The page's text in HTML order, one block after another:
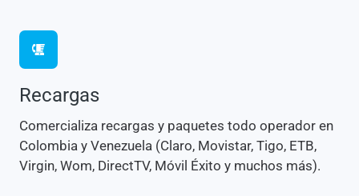
Recargas
Comercializa recargas y paquetes todo operador en
Colombia y Venezuela (Claro, Movistar, Tigo, ETB,
Virgin, Wom, DirectTV, Móvil Éxito y muchos más).